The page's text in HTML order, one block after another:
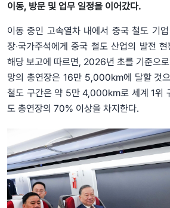
이동, 방문 및 업무 일정을 이어갔다.
이동 중인 고속열차 내에서 중국 철도 기
장‧국가주석에게 중국 철도 산업의 발전
해당 보고에 따르면, 2026년 초를 기준으
망의 총연장은 16만 5,000km에 달할 것
철도 구간은 약 5만 4,000km로 세계 1위
도 총연장의 70% 이상을 차지한다.